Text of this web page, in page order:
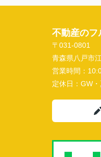
不動産のフ
〒031-0801
青森県八戸市
営業時間：
定休日： GW